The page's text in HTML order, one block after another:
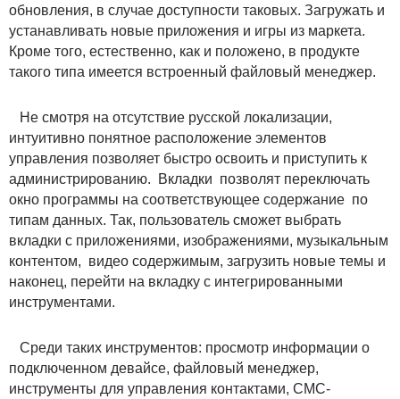
обновления, в случае доступности таковых. Загружать и
устанавливать новые приложения и игры из маркета.
Кроме того, естественно, как и положено, в продукте
такого типа имеется встроенный файловый менеджер.
Не смотря на отсутствие русской локализации,
интуитивно понятное расположение элементов
управления позволяет быстро освоить и приступить к
администрированию. Вкладки позволят переключать
окно программы на соответствующее содержание по
типам данных. Так, пользователь сможет выбрать
вкладки с приложениями, изображениями, музыкальным
контентом, видео содержимым, загрузить новые темы и
наконец, перейти на вкладку с интегрированными
инструментами.
Среди таких инструментов: просмотр информации о
подключенном девайсе, файловый менеджер,
инструменты для управления контактами, СМС-